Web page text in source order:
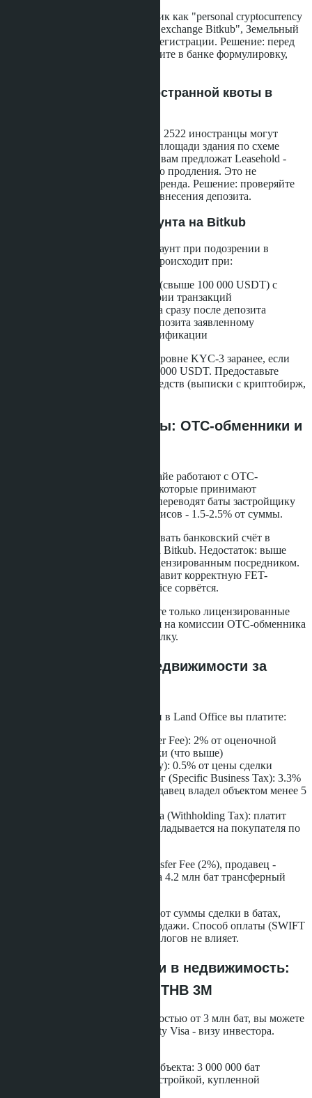
Если банк укажет в FET источник как "personal cryptocurrency
wallet", а не "licensed digital asset exchange Bitkub", Земельный
Департамент может отказать в регистрации. Решение: перед
выводом средств с биржи уточните в банке формулировку,
Риск 2: Превышение иностранной квоты в
По закону Condominium Act B.E. 2522 иностранцы могут
владеть не более 49% от общей площади здания по схеме
Freehold. Если квота исчерпана, вам предложат Leasehold -
аренду на 30 лет с возможностью продления. Это не
собственность, а долгосрочная аренда. Решение: проверяйте
наличие иностранной квоты до внесения депозита.
Риск 3: Блокировка аккаунта на Bitkub
Биржа может заблокировать аккаунт при подозрении в
отмывании денег. Обычно это происходит при:
Депозите крупной суммы (свыше 100 000 USDT) с
нового кошелька без истории транзакций
Попытке вывести средства сразу после депозита
Несоответствии суммы депозита заявленному
источнику дохода при верификации
Решение: верифицируйтесь на уровне KYC-3 заранее, если
планируете операции свыше 50 000 USDT. Предоставьте
документы о происхождении средств (выписки с криптобирж,
Альтернативные схемы: OTC-обменники и
Некоторые застройщики в Паттайе работают с OTC-
обменниками (over-the-counter), которые принимают
криптовалюту от покупателя и переводят баты застройщику
напрямую. Комиссия таких сервисов - 1.5-2.5% от суммы.
Преимущество: не нужно открывать банковский счёт в
Таиланде и регистрироваться на Bitkub. Недостаток: выше
комиссия и риск работы с нелицензированным посредником.
Если OTC-обменник не предоставит корректную FET-
справку, регистрация в Land Office сорвётся.
Наша рекомендация: используйте только лицензированные
биржи (Bitkub, Orbix). Экономия на комиссии OTC-обменника
не стоит риска потерять всю сделку.
Налоги при покупке недвижимости за
При регистрации собственности в Land Office вы платите:
Трансферный сбор (Transfer Fee): 2% от оценочной
стоимости или цены сделки (что выше)
Гербовый сбор (Stamp Duty): 0.5% от цены сделки
Специальный бизнес-налог (Specific Business Tax): 3.3%
от цены сделки - если продавец владел объектом менее 5
Налог на прирост капитала (Withholding Tax): платит
продавец, но иногда перекладывается на покупателя по
Обычно покупатель платит Transfer Fee (2%), продавец -
остальные налоги. Для студии за 4.2 млн бат трансферный
Важно: налоги рассчитываются от суммы сделки в батах,
указанной в договоре купли-продажи. Способ оплаты (SWIFT
или криптовалюта) на размер налогов не влияет.
Виза через инвестиции в недвижимость:
Thailand Property Visa THB 3M
Если вы покупаете кондо стоимостью от 3 млн бат, вы можете
подать заявку на Thailand Property Visa - визу инвестора.
Минимальная стоимость объекта: 3 000 000 бат
Объект должен быть новостройкой, купленной